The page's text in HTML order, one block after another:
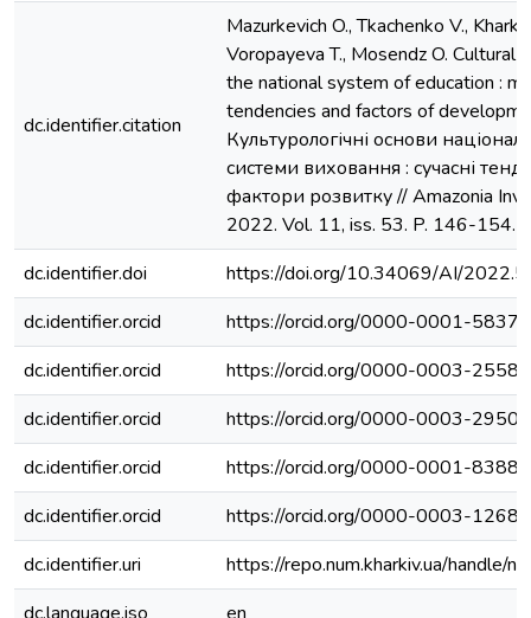
dc.identifier.citation
Mazurkevich O., Tkachenko V.,
Voropayeva T., Mosendz O. Cultural
the national system of education :
tendencies and factors of
Культурологічні основи
системи виховання : сучасні
фактори розвитку // Amazonia
2022. Vol. 11, iss. 53. P. 146-154.
dc.identifier.doi
https://doi.org/10.34069/AI/
dc.identifier.orcid
https://orcid.org/0000-0001-
dc.identifier.orcid
https://orcid.org/0000-0003-
dc.identifier.orcid
https://orcid.org/0000-0003-
dc.identifier.orcid
https://orcid.org/0000-0001-
dc.identifier.orcid
https://orcid.org/0000-0003-
dc.identifier.uri
https://repo.num.kharkiv.ua/handle/